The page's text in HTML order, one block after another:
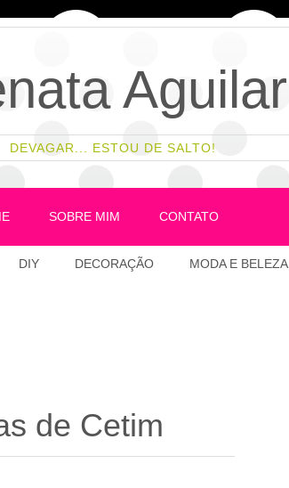
Aguilar
DEVAGAR... ESTOU DE SALTO!
SOBRE MIM CONTATO
DIY DECORAÇÃO MODA E BELEZA
de Cetim